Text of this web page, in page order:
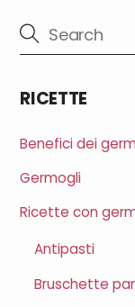
RICETTE
Benefici dei
Germogli
Ricette con
Antipasti
Bruschette